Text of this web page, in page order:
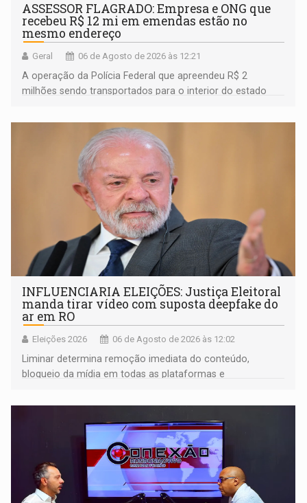
ASSESSOR FLAGRADO: Empresa e ONG que
recebeu R$ 12 mi em emendas estão no
mesmo endereço
Geral 06 de Agosto de 2026 às 12:21
A operação da Polícia Federal que apreendeu R$ 2
milhões sendo transportados para o interior do estado
ligação do suspeito com um deputado federal do União
Brasil por Rondônia
INFLUENCIARIA ELEIÇÕES: Justiça Eleitoral
manda tirar vídeo com suposta deepfake do
ar em RO
Eleições 2026 06 de Agosto de 2026 às 12:02
Liminar determina remoção imediata do conteúdo,
bloqueio da mídia em todas as plataformas e